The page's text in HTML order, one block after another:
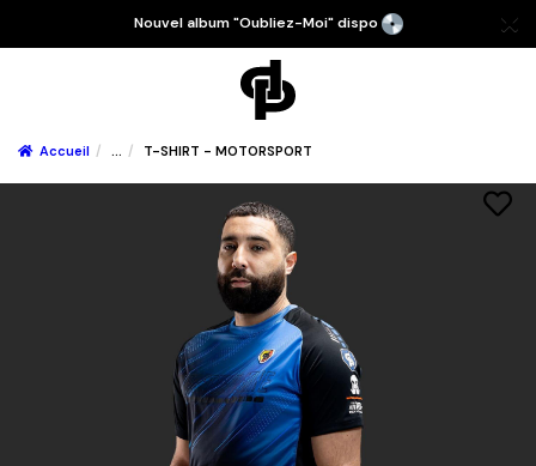
Nouvel album "Oubliez-Moi" dispo
Accueil ... T-SHIRT - MOTORSPORT